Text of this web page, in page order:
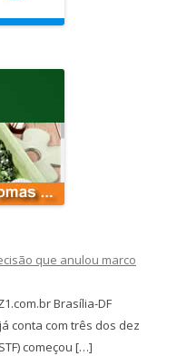
que anulou marco
Brasília-DF
conta com três dos dez
começou […]